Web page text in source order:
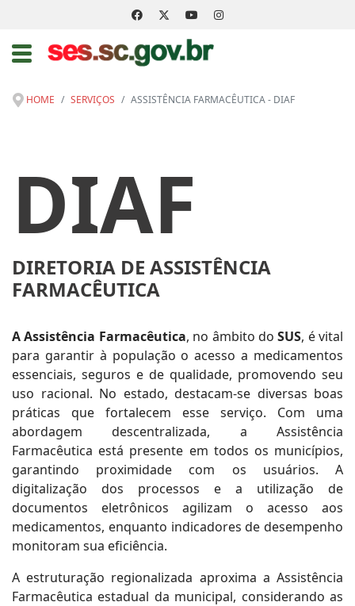
HOME SERVIÇOS ASSISTÊNCIA FARMACÊUTICA - DIAF
DIAF
DIRETORIA DE ASSISTÊNCIA
FARMACÊUTICA
A Assistência Farmacêutica, no âmbito doSUS, é vital
para garantir à população o acesso a medicamentos
essenciais, seguros e de qualidade, promovendo seu
uso racional. No estado, destacam-se diversas boas
práticas que fortalecem esse serviço. Com uma
abordagem descentralizada, a Assistência
Farmacêutica está presente em todos os municípios,
garantindo proximidade com os usuários. A
digitalização dos processos e a utilização de
documentos eletrônicos agilizam o acesso aos
medicamentos, enquanto indicadores de desempenho
monitoram sua eficiência.
A estruturação regionalizada aproxima a Assistência
Farmacêutica estadual da municipal, considerando as